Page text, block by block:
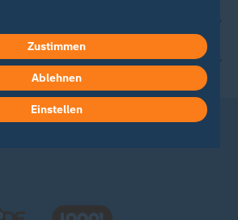
widerrufen oder ändern.
Impressum.
findest du in unserer
Zustimmen
Ablehnen
Einstellen